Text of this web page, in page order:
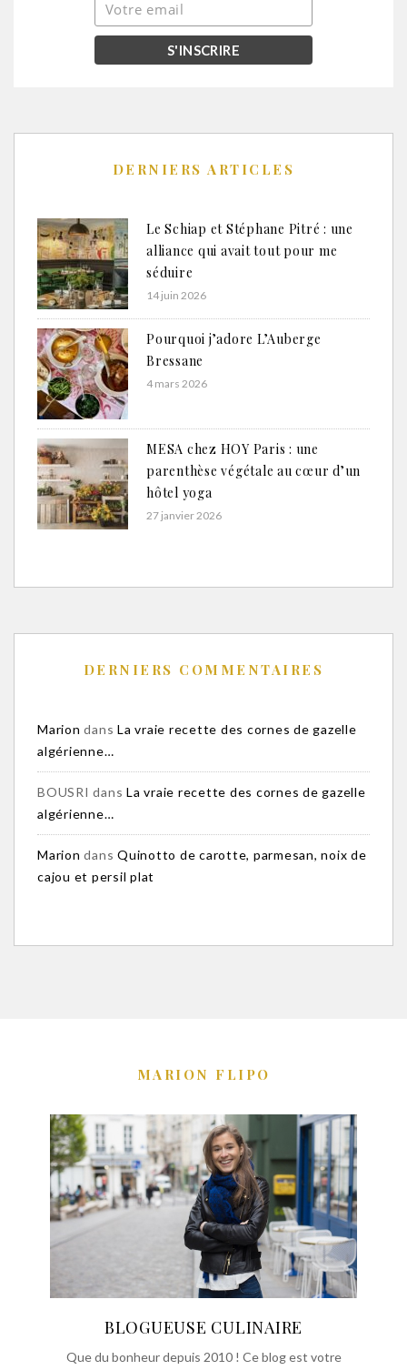
DERNIERS ARTICLES
Le Schiap et Stéphane Pitré : une
alliance qui avait tout pour me
séduire
14 juin 2026
Pourquoi j’adore L’Auberge
Bressane
4 mars 2026
MESA chez HOY Paris : une
parenthèse végétale au cœur d’un
hôtel yoga
27 janvier 2026
DERNIERS COMMENTAIRES
Marion dans La vraie recette des cornes de gazelle
algérienne…
BOUSRI dans La vraie recette des cornes de gazelle
algérienne…
Marion dans Quinotto de carotte, parmesan, noix de
cajou et persil plat
MARION FLIPO
BLOGUEUSE CULINAIRE
Que du bonheur depuis 2010 ! Ce blog est votre